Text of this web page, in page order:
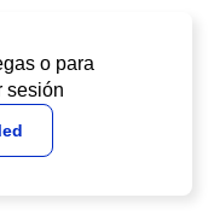
o para
sesión